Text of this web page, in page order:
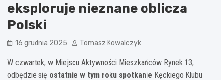
eksploruje nieznane oblicza
Polski
16 grudnia 2025 Tomasz Kowalczyk
W czwartek, w Miejscu Aktywności Mieszkańców Rynek 13,
odbędzie się ostatnie w tym roku spotkanie Kęckiego Klubu